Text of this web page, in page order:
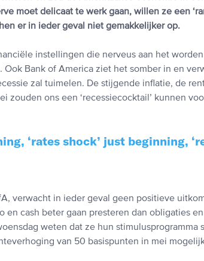
moet delicaat te werk gaan, willen ze een
er in ieder geval niet gemakkelijker op.
instellingen die nerveus aan het
Bank of America ziet het somber in en
zal tuimelen. De stijgende inflatie, de
zouden ons een ‘recessiecocktail’ kunnen
‘rates shock’ just beginning,
verwacht in ieder geval geen positieve
en cash beter gaan presteren dan obligaties
weten dat ze hun stimulusprogramma
van 50 basispunten in mei